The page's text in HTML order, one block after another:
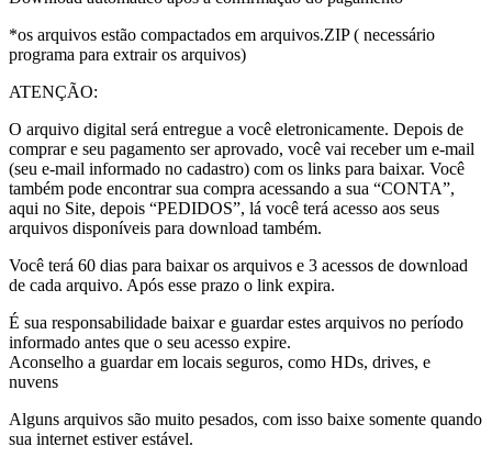
*os arquivos estão compactados em arquivos.ZIP ( necessário
programa para extrair os arquivos)
ATENÇÃO:
O arquivo digital será entregue a você eletronicamente. Depois de
comprar e seu pagamento ser aprovado, você vai receber um e-mail
(seu e-mail informado no cadastro) com os links para baixar. Você
também pode encontrar sua compra acessando a sua “CONTA”,
aqui no Site, depois “PEDIDOS”, lá você terá acesso aos seus
arquivos disponíveis para download também.
Você terá 60 dias para baixar os arquivos e 3 acessos de download
de cada arquivo. Após esse prazo o link expira.
É sua responsabilidade baixar e guardar estes arquivos no período
informado antes que o seu acesso expire.
Aconselho a guardar em locais seguros, como HDs, drives, e
nuvens
Alguns arquivos são muito pesados, com isso baixe somente quando
sua internet estiver estável.